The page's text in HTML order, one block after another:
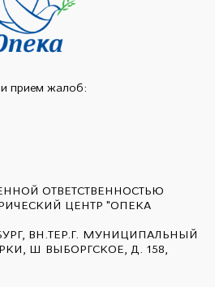
и прием жалоб:
ОТВЕТСТВЕННОСТЬЮ
ЦЕНТР "ОПЕКА
ВН.ТЕР.Г. МУНИЦИПАЛЬНЫЙ
Ш ВЫБОРГСКОЕ, Д. 158,